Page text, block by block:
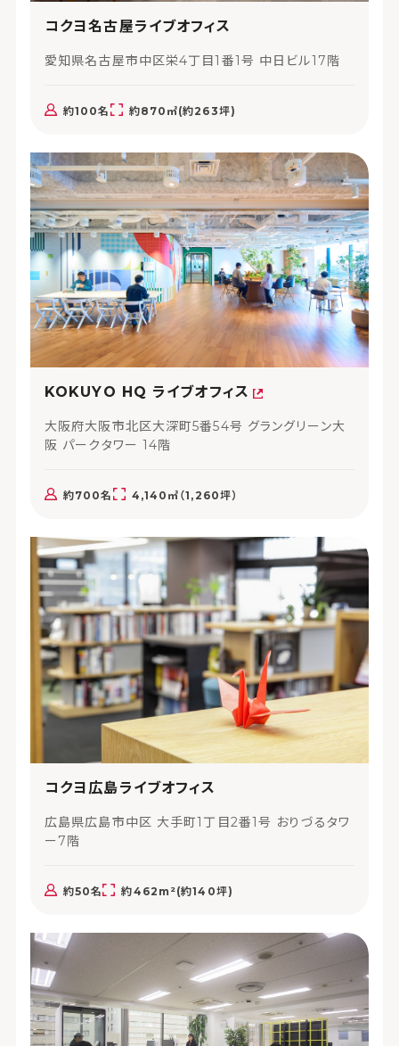
コクヨ名古屋ライブオフィス
愛知県名古屋市中区栄4丁目1番1号 中日ビル17階
約100名 約870㎡(約263坪)
KOKUYO HQ ライブオフィス
大阪府大阪市北区大深町5番54号 グラングリーン大
阪 パークタワー 14階
約700名 4,140㎡（1,260坪）
コクヨ広島ライブオフィス
広島県広島市中区 大手町1丁目2番1号 おりづるタワ
ー7階
約50名 約462m²(約140坪)